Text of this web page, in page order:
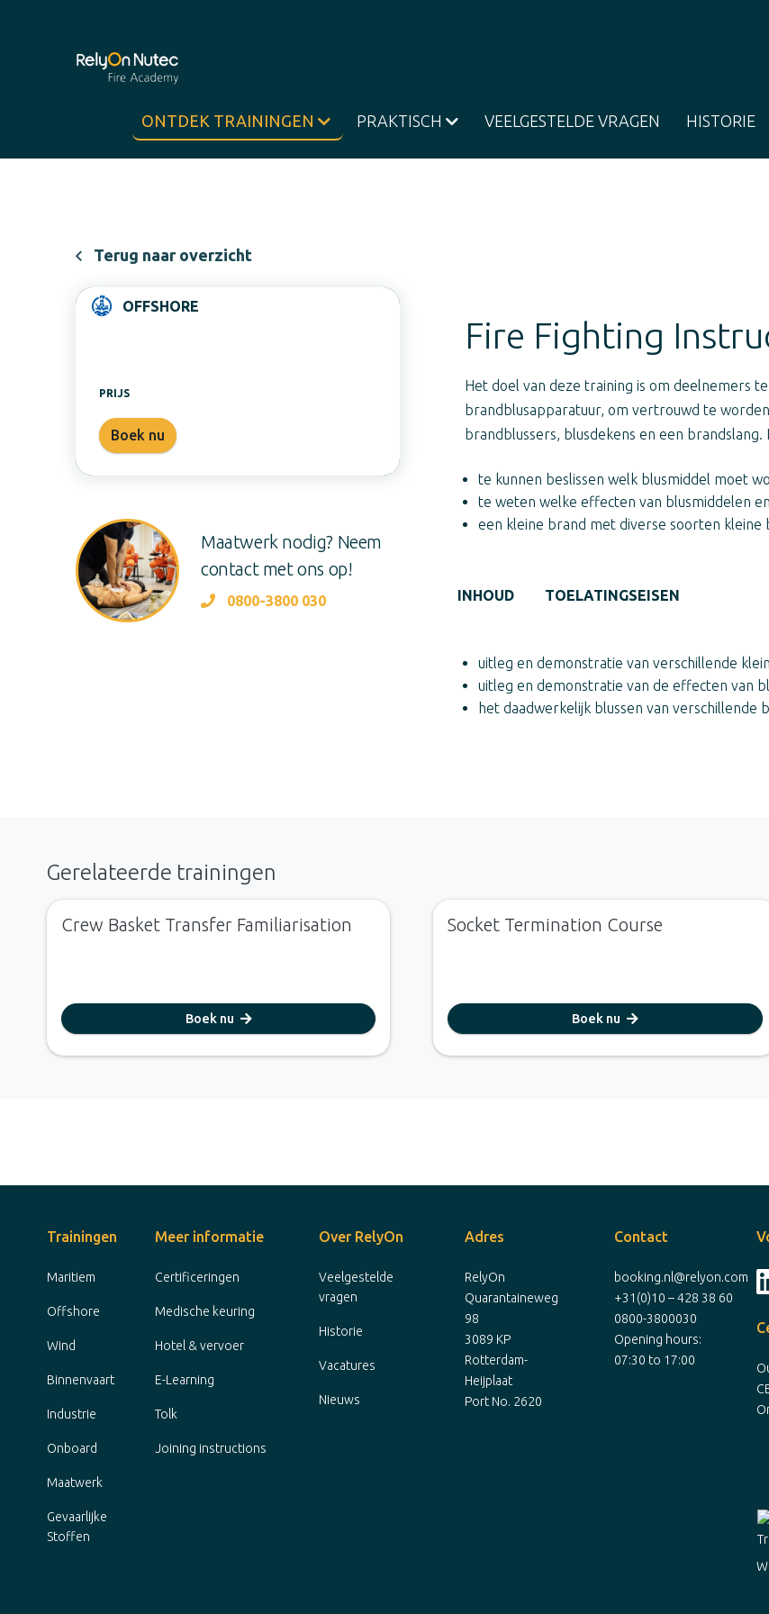
ONTDEK TRAININGEN PRAKTISCH VEELGESTELDE VRAGEN HISTORIE
Terug naar overzicht
OFFSHORE
PRIJS
Boek nu
Maatwerk nodig? Neem
contact met ons op!
0800-3800 030
Fire Fighting
Het doel van deze training is om deelnemers
brandblusapparatuur, om vertrouwd te
brandblussers, blusdekens en een
te kunnen beslissen welk blusmiddel moet
te weten welke effecten van blusmiddelen
een kleine brand met diverse soorten kleine
INHOUD TOELATINGSEISEN
uitleg en demonstratie van verschillende
uitleg en demonstratie van de effecten van
het daadwerkelijk blussen van
Gerelateerde trainingen
Crew Basket Transfer Familiarisation
Boek nu
Socket Termination Course
Boek nu
Trainingen
Maritiem
Offshore
Wind
Binnenvaart
Industrie
Onboard
Maatwerk
Gevaarlijke
Stoffen
Meer informatie
Certificeringen
Medische keuring
Hotel & vervoer
E-Learning
Tolk
Joining instructions
Over RelyOn
Veelgestelde
vragen
Historie
Vacatures
Nieuws
Adres
RelyOn
Quarantaineweg
98
3089 KP
Rotterdam-
Heijplaat
Port No. 2620
Contact
booking.nl@relyon.com
+31(0)10 – 428 38 60
0800-3800030
Opening hours:
07:30 to 17:00